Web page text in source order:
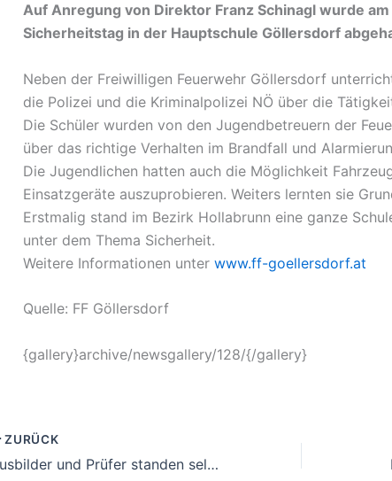
Auf Anregung von Direktor Franz Schinagl wurde
Sicherheitstag in der Hauptschule Göllersdorf
Neben der Freiwilligen Feuerwehr Göllersdorf
die Polizei und die Kriminalpolizei NÖ über die
Die Schüler wurden von den Jugendbetreuern der
über das richtige Verhalten im Brandfall und
Die Jugendlichen hatten auch die Möglichkeit
Einsatzgeräte auszuprobieren. Weiters lernten sie
Erstmalig stand im Bezirk Hollabrunn eine ganze
unter dem Thema Sicherheit.
Weitere Informationen unter www.ff-goellersdorf.at
Quelle: FF Göllersdorf
{gallery}archive/newsgallery/128/{/gallery}
ZURÜCK
Ausbilder und Prüfer standen selbst auf dem Prüfstand